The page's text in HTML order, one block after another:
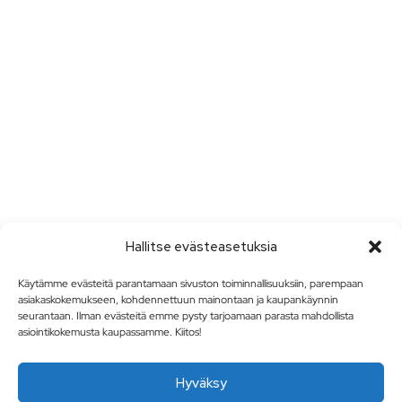
Hallitse evästeasetuksia
Käytämme evästeitä parantamaan sivuston toiminnallisuuksiin, parempaan
asiakaskokemukseen, kohdennettuun mainontaan ja kaupankäynnin
seurantaan. Ilman evästeitä emme pysty tarjoamaan parasta mahdollista
asiointikokemusta kaupassamme. Kiitos!
Hyväksy